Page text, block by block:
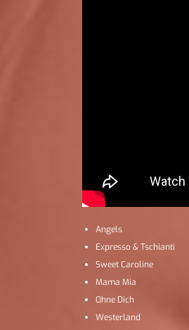
Angels
Expresso & Tschianti
Sweet Caroline
Mama Mia
Ohne Dich
Westerland